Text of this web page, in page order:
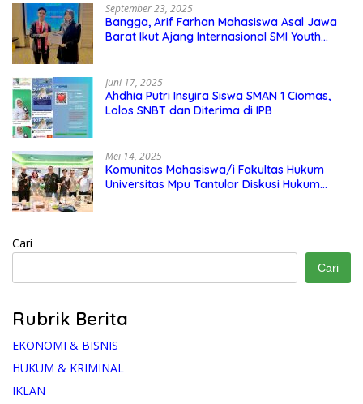
September 23, 2025
Bangga, Arif Farhan Mahasiswa Asal Jawa
Barat Ikut Ajang Internasional SMI Youth
Juni 17, 2025
Ahdhia Putri Insyira Siswa SMAN 1 Ciomas,
Lolos SNBT dan Diterima di IPB
Mei 14, 2025
Komunitas Mahasiswa/i Fakultas Hukum
Universitas Mpu Tantular Diskusi Hukum
Cari
Cari
Rubrik Berita
EKONOMI & BISNIS
HUKUM & KRIMINAL
IKLAN